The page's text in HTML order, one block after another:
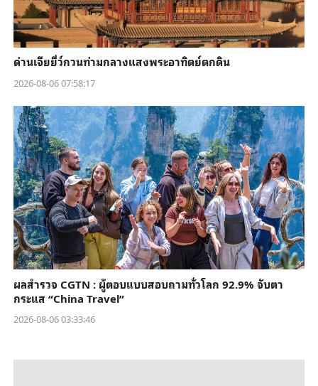
ด่านเจียยี่ว์กวนท่ามกลางแสงพระอาทิตย์ตกดิน
2026-08-06 07:58:17
ผลสำรวจ CGTN : ผู้ตอบแบบสอบถามทั่วโลก 92.9% จับตา
กระแส “China Travel”
2026-08-06 03:33:46